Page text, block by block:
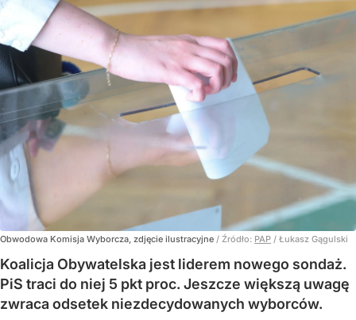
Obwodowa Komisja Wyborcza, zdjęcie ilustracyjne / Źródło: PAP / Łukasz Gągulski
Koalicja Obywatelska jest liderem nowego sondaż.
PiS traci do niej 5 pkt proc. Jeszcze większą uwagę
zwraca odsetek niezdecydowanych wyborców.